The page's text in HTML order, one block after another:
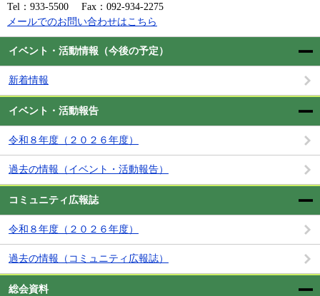
イベント・活動情報（今後の予定）
新着情報
イベント・活動報告
令和８年度（２０２６年度）
過去の情報（イベント・活動報告）
コミュニティ広報誌
令和８年度（２０２６年度）
過去の情報（コミュニティ広報誌）
総会資料
Tel：933-5500
Fax：092-934-2275
メールでのお問い合わせはこちら